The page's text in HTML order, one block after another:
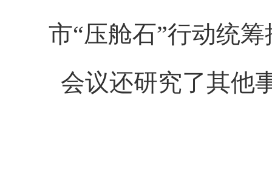
市“压舱石”行动统
会议还研究了其他